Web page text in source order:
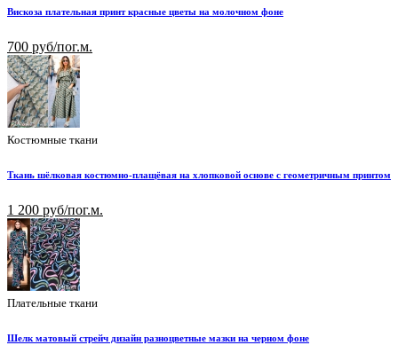
Вискоза плательная принт красные цветы на молочном фоне
700 руб/пог.м.
Костюмные ткани
Ткань шёлковая костюмно-плащёвая на хлопковой основе с геометричным принтом
1 200 руб/пог.м.
Плательные ткани
Шелк матовый стрейч дизайн разноцветные мазки на черном фоне